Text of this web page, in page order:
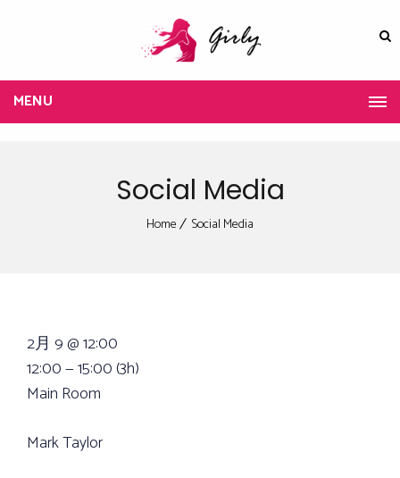
MENU
Social Media
Home Social Media
2月 9 @ 12:00
12:00 — 15:00(3h)
Main Room
Mark Taylor